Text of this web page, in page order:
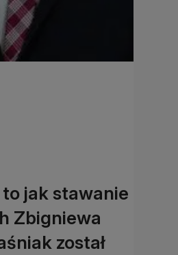
jak stawanie
Zbigniewa
został